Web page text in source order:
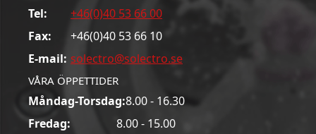
Tel:
+46(0)40 53 66 00
Fax:
+46(0)40 53 66 10
E-mail: solectro@solectro.se
VÅRA ÖPPETTIDER
Måndag-Torsdag:8.00 - 16.30
Fredag:
8.00 - 15.00